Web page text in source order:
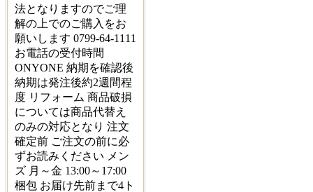
法となりますのでご理
解の上でのご購入をお
願いします 0799-64-1111
お電話の受付時間
ONYONE 納期を確認後
納期は発注後約2週間程
度 リフォーム 商品破損
については商品代替え
のみの対応となり 注文
確定前 ご注文の前に必
ずお読みください メン
ズ 月～金 13:00～17:00
梱包 お届け先前まで4ト